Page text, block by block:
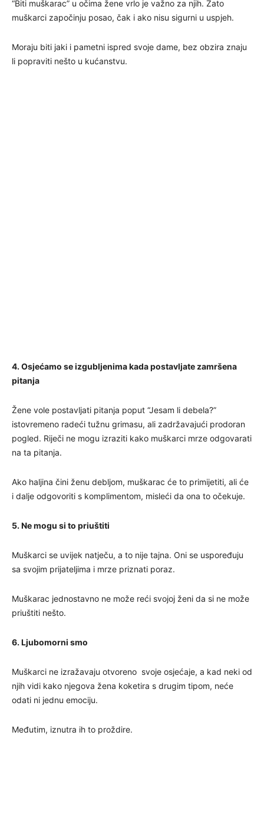
“Biti muškarac” u očima žene vrlo je važno za njih. Zato
muškarci započinju posao, čak i ako nisu sigurni u uspjeh.
Moraju biti jaki i pametni ispred svoje dame, bez obzira znaju
li popraviti nešto u kućanstvu.
4. Osjećamo se izgubljenima kada postavljate zamršena
pitanja
Žene vole postavljati pitanja poput “Jesam li debela?”
istovremeno radeći tužnu grimasu, ali zadržavajući prodoran
pogled. Riječi ne mogu izraziti kako muškarci mrze odgovarati
na ta pitanja.
Ako haljina čini ženu debljom, muškarac će to primijetiti, ali će
i dalje odgovoriti s komplimentom, misleći da ona to očekuje.
5. Ne mogu si to priuštiti
Muškarci se uvijek natječu, a to nije tajna. Oni se uspoređuju
sa svojim prijateljima i mrze priznati poraz.
Muškarac jednostavno ne može reći svojoj ženi da si ne može
priuštiti nešto.
6. Ljubomorni smo
Muškarci ne izražavaju otvoreno svoje osjećaje, a kad neki od
njih vidi kako njegova žena koketira s drugim tipom, neće
odati ni jednu emociju.
Međutim, iznutra ih to proždire.